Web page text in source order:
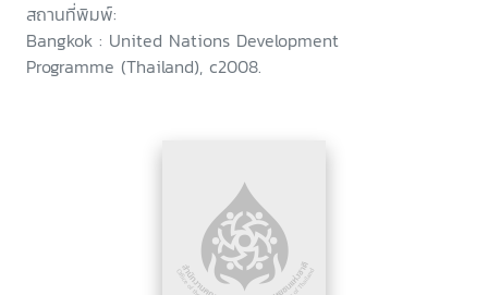
สถานที่พิมพ์:
Bangkok : United Nations Development
Programme (Thailand), c2008.